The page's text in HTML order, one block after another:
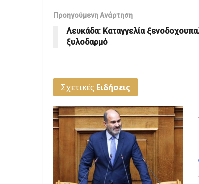
Προηγούμενη Ανάρτηση
Λευκάδα: Καταγγελία
ξυλοδαρμό
Σχετικές Ειδήσεις